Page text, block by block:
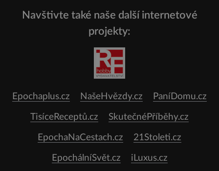
Navštivte také naše další internetové
projekty:
Epochaplus.cz NašeHvězdy.cz PaníDomu.cz
TisíceReceptů.cz SkutečnéPříběhy.cz
EpochaNaCestach.cz 21Stoleti.cz
EpochálníSvět.cz iLuxus.cz